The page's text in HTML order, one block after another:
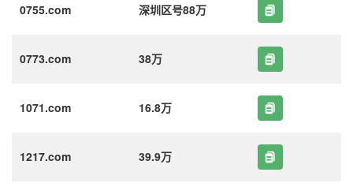
0755.com 深圳区号88万
0773.com 38万
1071.com 16.8万
1217.com 39.9万